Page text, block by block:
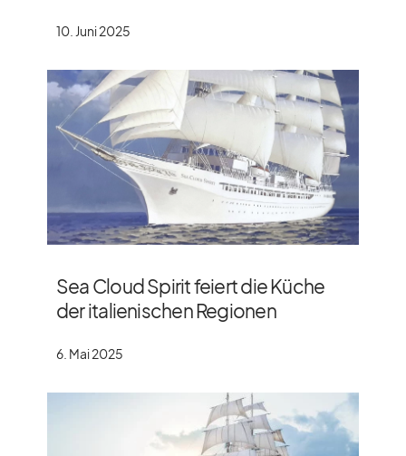
10. Juni 2025
Sea Cloud Spirit feiert die Küche
der italienischen Regionen
6. Mai 2025